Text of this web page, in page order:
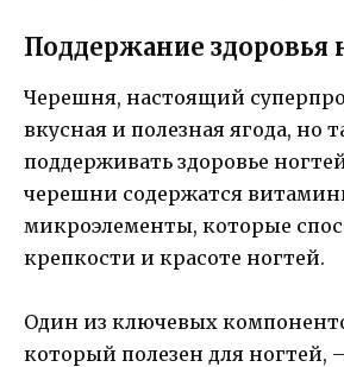
Поддержание здоровья
Черешня, настоящий
вкусная и полезная ягода, но
поддерживать здоровье
черешни содержатся
микроэлементы, которые
крепкости и красоте ногтей.
Один из ключевых
который полезен для ногтей,